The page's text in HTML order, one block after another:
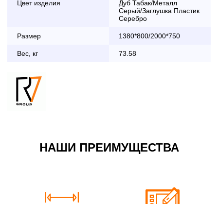
Цвет изделия
Дуб Табак/Металл
Серый/Заглушка Пластик
Серебро
Размер 1380*800/2000*750
Вес, кг 73.58
дни с 8:30 до 18:00
2 000 руб.
Доставка по Московской области с 8:30 до 18:00
До 90 000 руб.
НАШИ ПРЕИМУЩЕСТВА